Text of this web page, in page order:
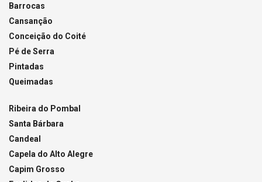
Barrocas
Cansanção
Conceição do Coité
Pé de Serra
Pintadas
Queimadas
Ribeira do Pombal
Santa Bárbara
Candeal
Capela do Alto Alegre
Capim Grosso